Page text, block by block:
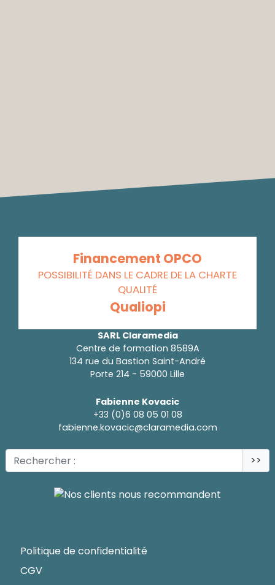
Financement OPCO
POSSIBILITÉ DANS LE CADRE DE LA CHARTE
QUALITÉ
Qualiopi
SARL Claramedia
Centre de formation 8589A
134 rue du Bastion Saint-André
Porte 214 - 59000 Lille
Fabienne Kovacic
+33 (0)6 08 05 01 08
fabienne.kovacic@claramedia.com
>>
Politique de confidentialité
CGV